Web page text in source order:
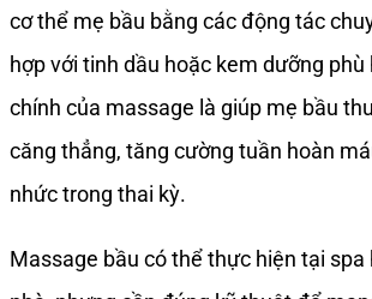
cơ thể mẹ bầu bằng các động tác
hợp với tinh dầu hoặc kem dưỡng
chính của massage là giúp mẹ bầu
căng thẳng, tăng cường tuần hoàn
nhức trong thai kỳ.
Massage bầu có thể thực hiện tại spa